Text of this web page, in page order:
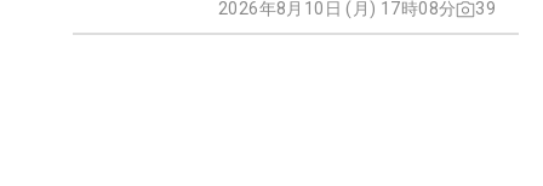
2026年8月10日 (月) 17時08分 39